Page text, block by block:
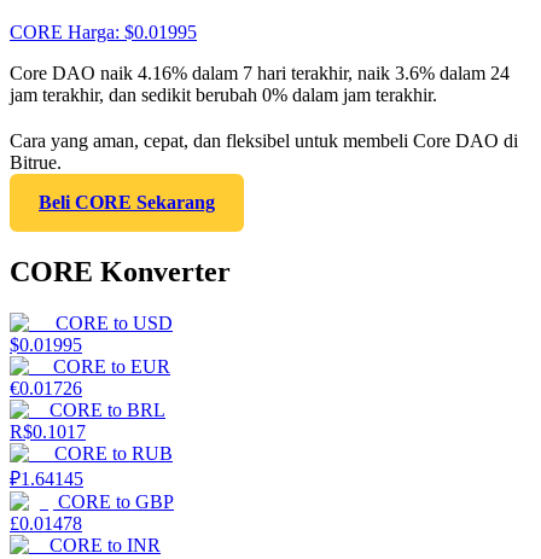
CORE Harga: $0.01995
Core DAO naik 4.16% dalam 7 hari terakhir, naik 3.6% dalam 24
jam terakhir, dan sedikit berubah 0% dalam jam terakhir.
Cara yang aman, cepat, dan fleksibel untuk membeli Core DAO di
Bitrue.
Beli CORE Sekarang
CORE Konverter
CORE to USD
$0.01995
CORE to EUR
€0.01726
CORE to BRL
R$0.1017
CORE to RUB
₽1.64145
CORE to GBP
£0.01478
CORE to INR